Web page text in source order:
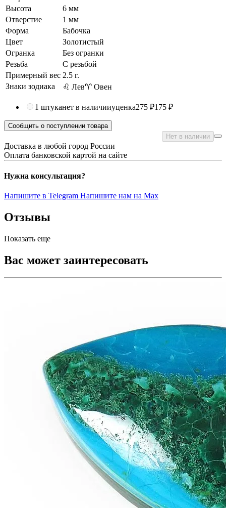
Высота
6 мм
Отверстие
1 мм
Форма
Бабочка
Цвет
Золотистый
Огранка
Без огранки
Резьба
C резьбой
Примерный вес 2.5 г.
Знаки зодиака
♌ Лев♈ Овен
1 штуканет в наличииуценка275 ₽175 ₽
Сообщить о поступлении товара
Нет в наличии
Доставка в любой город России
Оплата банковской картой на сайте
Нужна консультация?
Напишите в Telegram Напишите нам на Max
Отзывы
Показать еще
Вас может заинтересовать